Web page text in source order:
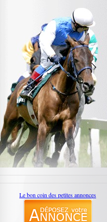
Le bon coin des petites annonces